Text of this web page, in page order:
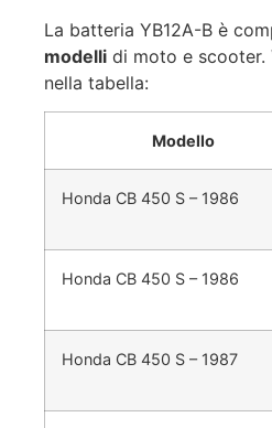
La batteria YB12A-B è
modelli di moto e
nella tabella:
Modello
Honda CB 450 S – 1986
Honda CB 450 S – 1986
Honda CB 450 S – 1987